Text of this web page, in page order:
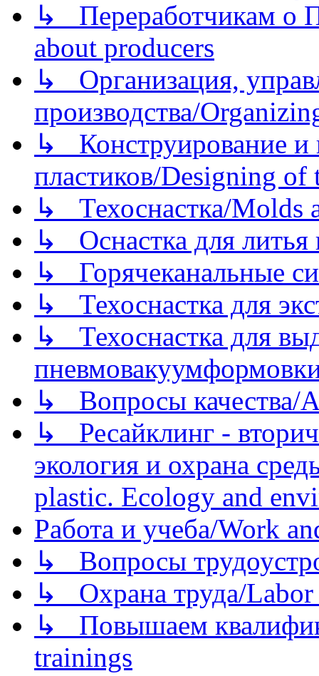
↳ Переработчикам о
about producers
↳ Организация,
производства/
↳ Конструирование и
пластиков/Designing of
↳ Техоснастка/Molds
↳ Оснастка для литья
↳ Горячеканальные
↳ Техоснастка для
↳ Техоснастка для
↳ Вопросы качества/
↳ Ресайклинг -
экология и охрана
plastic. Ecology and
Работа и учеба/Work
↳ Вопросы
↳ Охрана труда/Labor
↳ Повышаем
trainings